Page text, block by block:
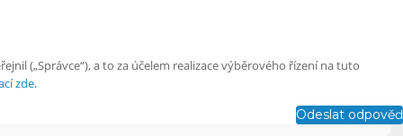
(„Správce“), a to za účelem realizace výběrového řízení na tuto
zde.
Odeslat odpověď